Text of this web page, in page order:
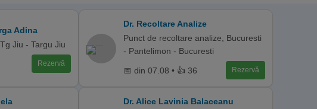
Adina
Jiu - Targu Jiu
Rezervă
Dr. Recoltare Analize
Punct de recoltare analize, Bucuresti
- Pantelimon - Bucuresti
📅 din 07.08 • 👍 36 Rezervă
Dr. Alice Lavinia Balaceanu